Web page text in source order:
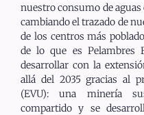
nuestro consumo de
cambiando el trazado de
de los centros más
de lo que es Pelambres
desarrollar con la
allá del 2035 gracias al
(EVU): una minería
compartido y se